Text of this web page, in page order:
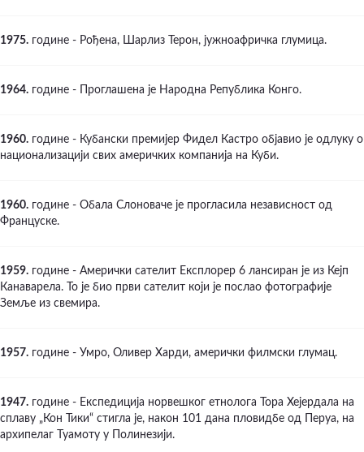
1975. године - Рођена, Шарлиз Терон, јужноафричка глумица.
1964. године - Проглашена је Народна Република Конго.
1960. године - Кубански премијер Фидел Кастро објавио је одлуку о
национализацији свих америчких компанија на Куби.
1960. године - Обала Слоноваче је прогласила независност од
Француске.
1959. године - Амерички сателит Експлорер 6 лансиран је из Кејп
Канаварела. То је био први сателит који је послао фотографије
Земље из свемира.
1957. године - Умро, Оливер Харди, амерички филмски глумац.
1947. године - Експедиција норвешког етнолога Тора Хејердала на
сплаву „Кон Тики“ стигла је, након 101 дана пловидбе од Перуа, на
архипелаг Туамоту у Полинезији.